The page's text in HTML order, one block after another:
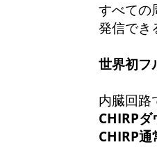
すべての
発信でき
世界初フ
内臓回路
CHIRP
CHIRP